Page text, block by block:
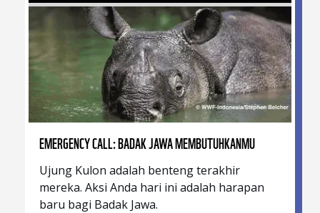
EMERGENCY CALL: BADAK JAWA MEMBUTUHKANMU
Ujung Kulon adalah benteng terakhir
mereka. Aksi Anda hari ini adalah harapan
baru bagi Badak Jawa.